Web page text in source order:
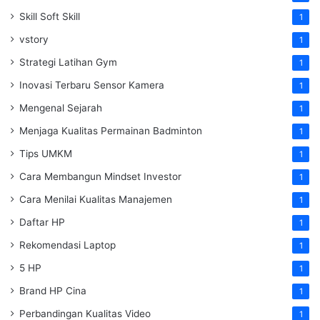
Skill Soft Skill 1
vstory 1
Strategi Latihan Gym 1
Inovasi Terbaru Sensor Kamera 1
Mengenal Sejarah 1
Menjaga Kualitas Permainan Badminton 1
Tips UMKM 1
Cara Membangun Mindset Investor 1
Cara Menilai Kualitas Manajemen 1
Daftar HP 1
Rekomendasi Laptop 1
5 HP 1
Brand HP Cina 1
Perbandingan Kualitas Video 1